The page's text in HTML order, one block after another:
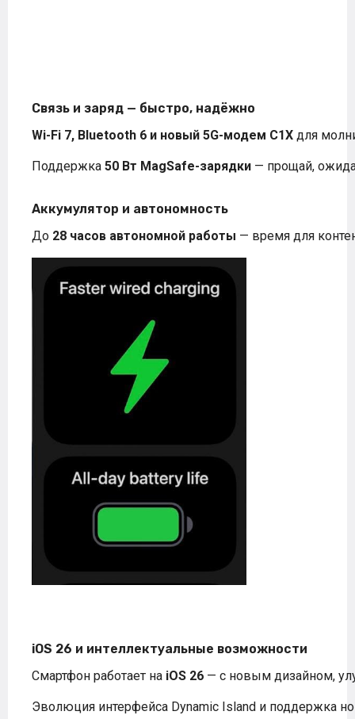
Связь и заряд — быстро, надёжно
Wi-Fi 7, Bluetooth 6 и новый 5G-модем C1X для
Поддержка 50 Вт MagSafe-зарядки — прощай,
Аккумулятор и автономность
До 28 часов автономной работы — время для
iOS 26 и интеллектуальные возможности
Смартфон работает на iOS 26 — с новым дизайном,
Эволюция интерфейса Dynamic Island и поддержка